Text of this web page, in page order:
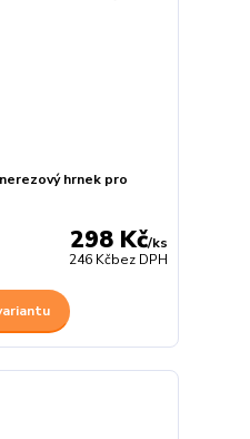
hrnek pro
298 Kč/ks
246 Kčbez DPH